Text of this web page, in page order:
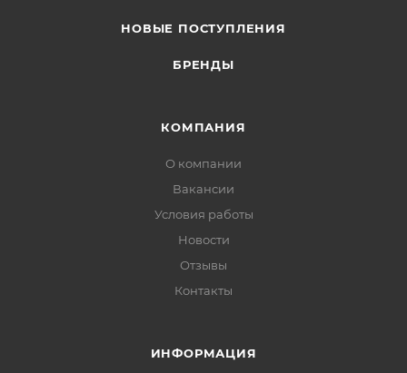
НОВЫЕ ПОСТУПЛЕНИЯ
БРЕНДЫ
КОМПАНИЯ
О компании
Вакансии
Условия работы
Новости
Отзывы
Контакты
ИНФОРМАЦИЯ